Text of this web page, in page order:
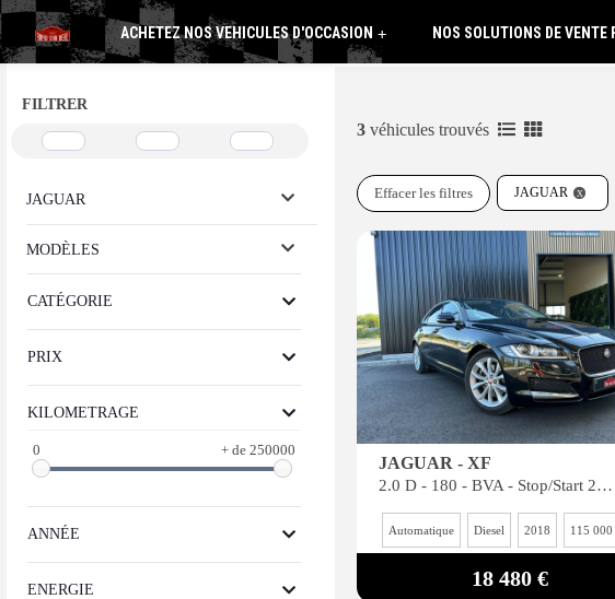
+
ACHETEZ NOS VEHICULES D'OCCASION NOS SOLUTIONS DE VENTE
FILTRER
JAGUAR
MODÈLES
CATÉGORIE
PRIX
KILOMETRAGE
0 + de 250000
ANNÉE
ENERGIE
3 véhicules trouvés
JAGUAR
Effacer les filtres
JAGUAR - XF
2.0 D - 180 - BVA - Stop/Start 2015 BERLINE Prestige PHASE 1 GARANTIE 6 MOIS*
Automatique Diesel 2018 115 000
18 480 €